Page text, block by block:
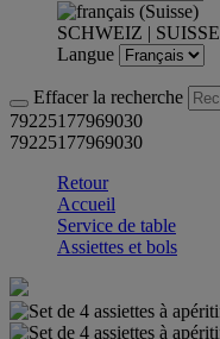
SCHWEIZ | SUISSE
Langue
Effacer la recherche
79225177969030
79225177969030
Retour
Accueil
Service de table
Assiettes et bols